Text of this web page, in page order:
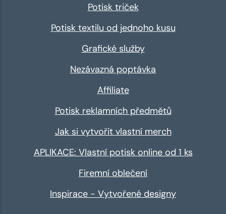
Potisk triček
Potisk textilu od jednoho kusu
Grafické služby
Nezávazná poptávka
Affiliate
Potisk reklamních předmětů
Jak si vytvořit vlastní merch
APLIKACE: Vlastní potisk online od 1 ks
Firemní oblečení
Inspirace - Vytvořené designy